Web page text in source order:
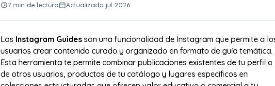
7 min de lectura Actualizado jul 2026
Las Instagram Guides son una funcionalidad de Instagram que permite a
usuarios crear contenido curado y organizado en formato de guía temática.
Esta herramienta te permite combinar publicaciones existentes de tu perfil o
de otros usuarios, productos de tu catálogo y lugares específicos en